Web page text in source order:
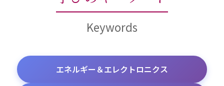
Keywords
エネルギー＆エレクトロニクス